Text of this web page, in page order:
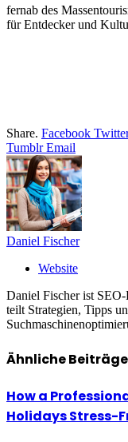
fernab des
für Entdecker und
Share. Facebook
Tumblr Email
Daniel Fischer
Website
Daniel Fischer ist
teilt Strategien, Tipps
ÄhnlicheBeiträge
How a
Holidays Stress-